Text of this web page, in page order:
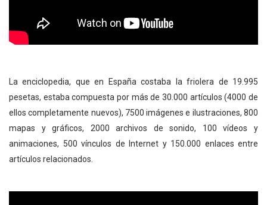
La enciclopedia, que en España costaba la friolera de 19.995
pesetas, estaba compuesta por más de 30.000 artículos (4000 de
ellos completamente nuevos), 7500 imágenes e ilustraciones, 800
mapas y gráficos, 2000 archivos de sonido, 100 vídeos y
animaciones, 500 vínculos de Internet y 150.000 enlaces entre
artículos relacionados.